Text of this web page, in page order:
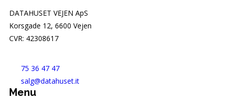
DATAHUSET VEJEN ApS
Korsgade 12, 6600 Vejen
CVR: 42308617
75 36 47 47
salg@datahuset.it
Menu